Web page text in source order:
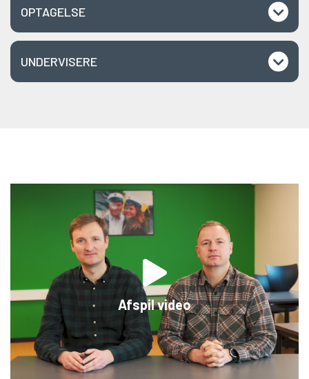
OPTAGELSE
UNDERVISERE
Afspil video